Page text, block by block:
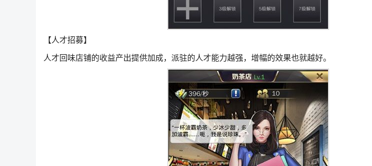
【人才招募】
人才回味店铺的收益产出提供加成，派驻的人才能力越强，增幅的效果也就越好。